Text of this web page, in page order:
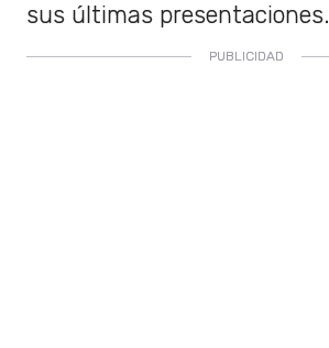
sus últimas presentaciones.